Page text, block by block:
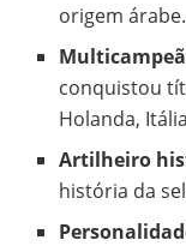
origem árabe.
conquistou
Holanda,
Artilheiro
história da